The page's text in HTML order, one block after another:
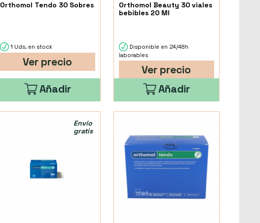
Orthomol Tendo 30 Sobres
1 Uds. en stock
Ver precio
Añadir
Orthomol Beauty 30 viales
bebibles 20 Ml
Disponible en 24/48h
laborables
Ver precio
Añadir
Envío
gratis